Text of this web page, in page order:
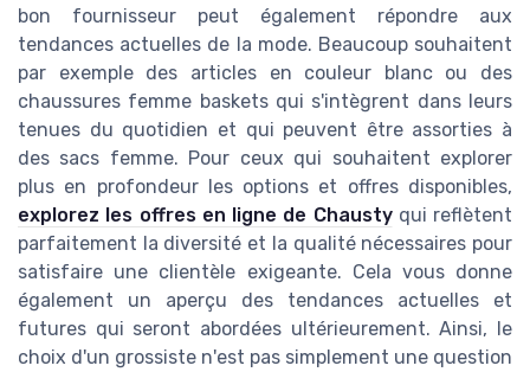
bon fournisseur peut également répondre aux
tendances actuelles de la mode. Beaucoup souhaitent
par exemple des articles en couleur blanc ou des
chaussures femme baskets qui s'intègrent dans leurs
tenues du quotidien et qui peuvent être assorties à
des sacs femme. Pour ceux qui souhaitent explorer
plus en profondeur les options et offres disponibles,
explorez les offres en ligne de Chaustyqui reflètent
parfaitement la diversité et la qualité nécessaires pour
satisfaire une clientèle exigeante. Cela vous donne
également un aperçu des tendances actuelles et
futures qui seront abordées ultérieurement. Ainsi, le
choix d'un grossiste n'est pas simplement une question